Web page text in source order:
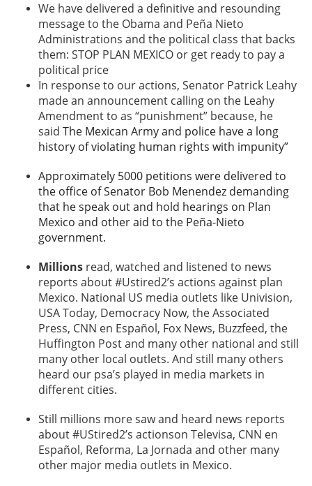
We have delivered a definitive and resounding
message to the Obama and Peña Nieto
Administrations and the political class that backs
them: STOP PLAN MEXICO or get ready to pay a
political price
In response to our actions, Senator Patrick Leahy
made an announcement calling on the Leahy
Amendment to as “punishment” because, he
said The Mexican Army and police have a long
history of violating human rights with impunity”
Approximately 5000 petitions were delivered to
the office of Senator Bob Menendez demanding
that he speak out and hold hearings on Plan
Mexico and other aid to the Peña-Nieto
government.
Millions read, watched and listened to news
reports about #Ustired2’s actions against plan
Mexico. National US media outlets like Univision,
USA Today, Democracy Now, the Associated
Press, CNN en Español, Fox News, Buzzfeed, the
Huffington Post and many other national and still
many other local outlets. And still many others
heard our psa’s played in media markets in
different cities.
Still millions more saw and heard news reports
about #UStired2’s actionson Televisa, CNN en
Español, Reforma, La Jornada and other many
other major media outlets in Mexico.